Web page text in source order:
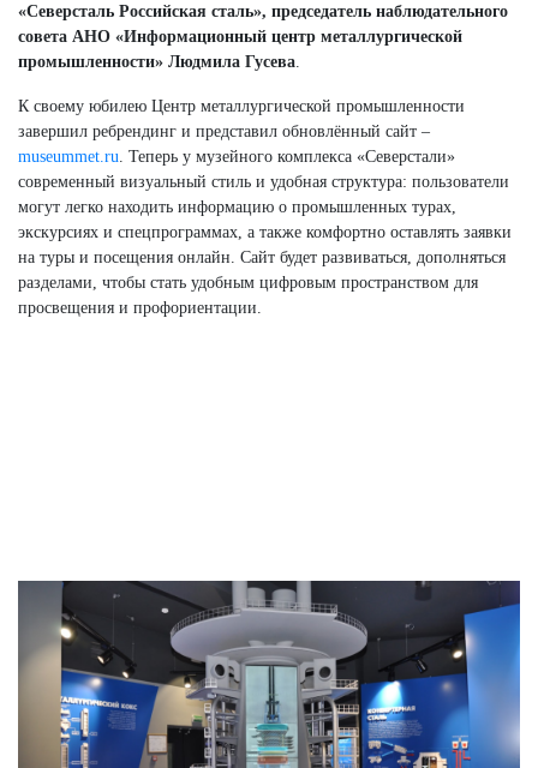
«Северсталь Российская сталь», председатель наблюдательного
совета АНО «Информационный центр металлургической
промышленности» Людмила Гусева
К своему юбилею Центр металлургической промышленности
завершил ребрендинг и представил обновлённый сайт –
museummet.ru . Теперь у музейного комплекса «Северстали»
современный визуальный стиль и удобная структура: пользователи
могут легко находить информацию о промышленных турах,
экскурсиях и спецпрограммах, а также комфортно оставлять заявки
на туры и посещения онлайн. Сайт будет развиваться, дополняться
разделами, чтобы стать удобным цифровым пространством для
просвещения и профориентации.